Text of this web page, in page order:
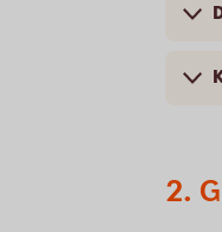
2.